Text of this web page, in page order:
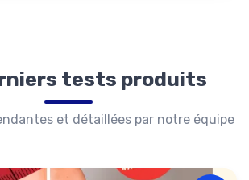
tests produits
et détaillées par notre équipe